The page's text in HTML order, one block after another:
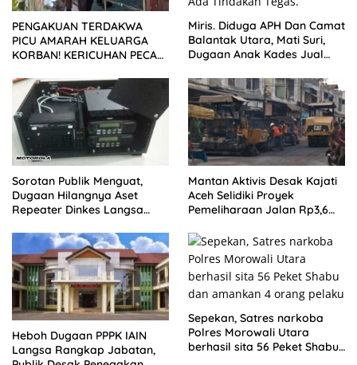
PENGAKUAN TERDAKWA
PICU AMARAH KELUARGA
KORBAN! KERICUHAN PECAH
DITUNDA
Miris. Diduga APH Dan Camat
Balantak Utara, Mati Suri,
Dugaan Anak Kades Jual
Sorotan Publik Menguat,
Dugaan Hilangnya Aset
Repeater Dinkes Langsa
Mantan Aktivis Desak Kajati
Aceh Selidiki Proyek
Pemeliharaan Jalan Rp3,6
Heboh Dugaan PPPK IAIN
Langsa Rangkap Jabatan,
Sepekan, Satres narkoba
Polres Morowali Utara
berhasil sita 56 Peket Shabu